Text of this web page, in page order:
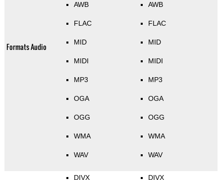
Formats Audio
AWB
FLAC
MID
MIDI
MP3
OGA
OGG
WMA
WAV
AWB
FLAC
MID
MIDI
MP3
OGA
OGG
WMA
WAV
DIVX DIVX